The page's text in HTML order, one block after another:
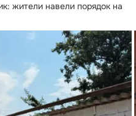
жители навели порядок на